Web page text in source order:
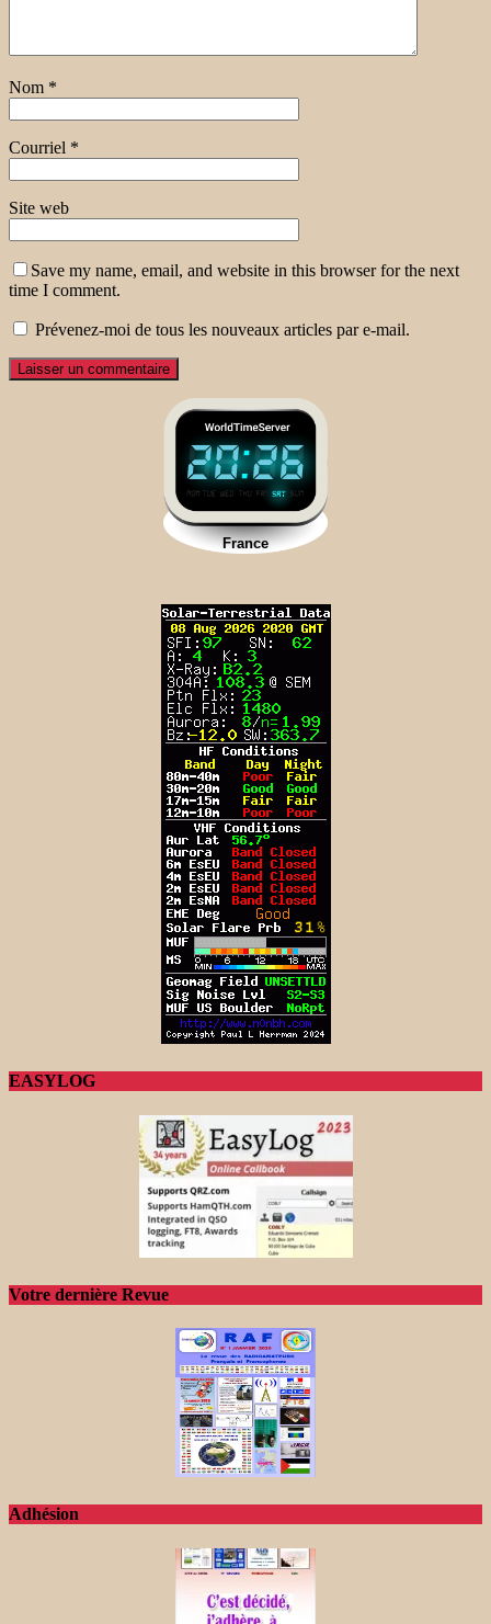
Nom *
Courriel *
Site web
Save my name, email, and website in this browser for the next
time I comment.
Prévenez-moi de tous les nouveaux articles par e-mail.
EASYLOG
Votre dernière Revue
Adhésion